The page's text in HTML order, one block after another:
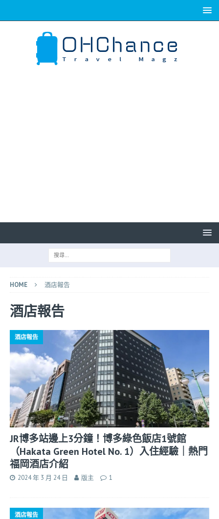
HOME 酒店報告
酒店報告
酒店報告
JR博多站邊上3分鐘！博多綠色飯店1號館
（Hakata Green Hotel No. 1）入住經驗｜熱門
福岡酒店介紹
2024 年 3 月 24 日 版主 1
酒店報告